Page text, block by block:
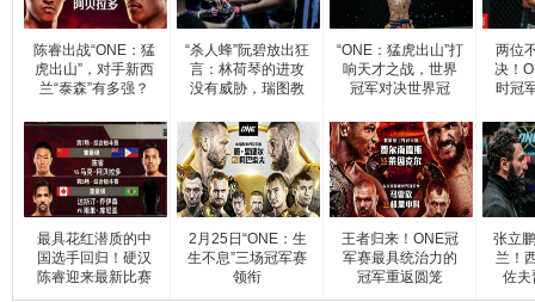
陈睿出战“ONE：猛
虎出山”，对手新西
兰“泰森”有多强？
“杀人蜂”阮碧放出狂
言：林荷琴的进攻
没有威胁，瑞图教
“ONE：猛虎出山”打
响天才之战，世界
冠军对决世界冠
两位
决！
时冠
最具花红潜质的中
国选手回归！硬汉
陈睿迎来最新比赛
2月25日“ONE：生
生不息”三场冠军赛
领衔
王者归来！ONE冠
军赛最具统治力的
冠军重返圆笼
张立
兰！
佐夫